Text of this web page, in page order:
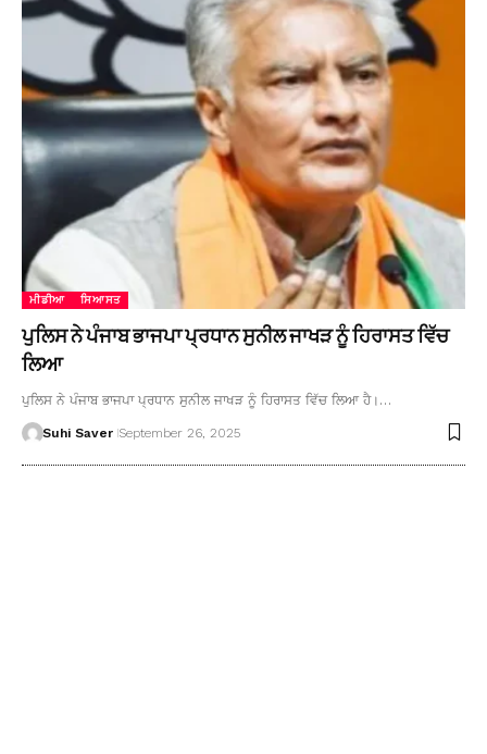
ਮੀਡੀਆ ਸਿਆਸਤ
ਪੁਲਿਸ ਨੇ ਪੰਜਾਬ ਭਾਜਪਾ ਪ੍ਰਧਾਨ ਸੁਨੀਲ ਜਾਖੜ ਨੂੰ ਹਿਰਾਸਤ ਵਿੱਚ
ਲਿਆ
ਪੁਲਿਸ ਨੇ ਪੰਜਾਬ ਭਾਜਪਾ ਪ੍ਰਧਾਨ ਸੁਨੀਲ ਜਾਖੜ ਨੂੰ ਹਿਰਾਸਤ ਵਿੱਚ ਲਿਆ ਹੈ।…
Suhi Saver September 26, 2025